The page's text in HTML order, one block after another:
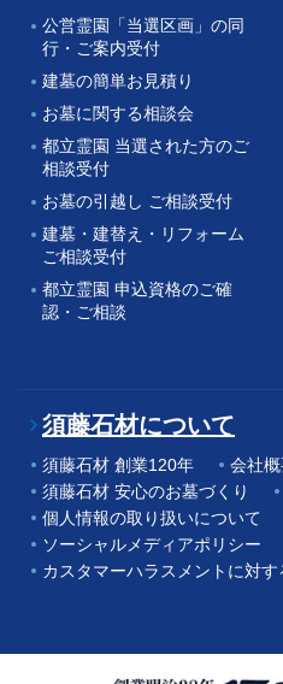
公営霊園「当選区画」の同
行・ご案内受付
建墓の簡単お見積り
お墓に関する相談会
都立霊園 当選された方のご
相談受付
お墓の引越し ご相談受付
建墓・建替え・リフォーム
ご相談受付
都立霊園 申込資格のご確
認・ご相談
須藤石材について
須藤石材 創業120年 会社
須藤石材 安心のお墓づくり
個人情報の取り扱いについて
ソーシャルメディアポリシー
カスタマーハラスメントに対